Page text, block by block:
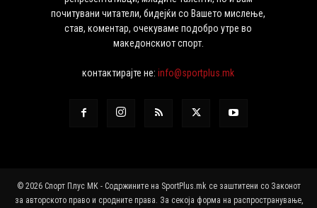
почитувани читатели, бидејќи со Вашето мислење,
став, коментар, очекуваме подобро утре во
македонскиот спорт.
контактирајте не:info@sportplus.mk
© 2026 Спорт Плус МК - Содржините на SportPlus.mk се заштитени со Законот
за авторското право и сродните права. За секоја форма на распространување,